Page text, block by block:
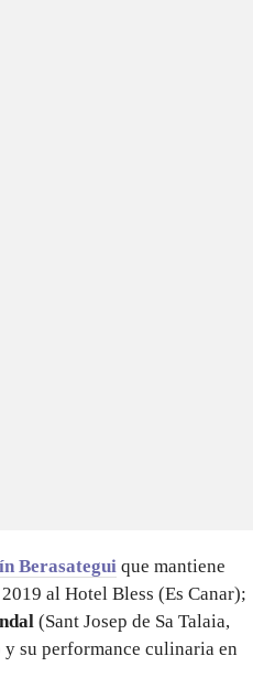
Berasategui que mantiene
al Hotel Bless (Es Canar);
(Sant Josep de Sa Talaia,
y su performance culinaria en